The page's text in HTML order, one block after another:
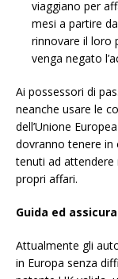
viaggiano per
mesi a partire
rinnovare il loro
venga negato
Ai possessori di
neanche usare le
dell’Unione
dovranno tenere in
tenuti ad attendere
propri affari.
Guida ed
Attualmente gli
in Europa senza